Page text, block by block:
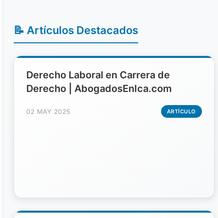
📝 Artículos Destacados
Derecho Laboral en Carrera de
Derecho | AbogadosEnIca.com
02 MAY 2025 ARTÍCULO